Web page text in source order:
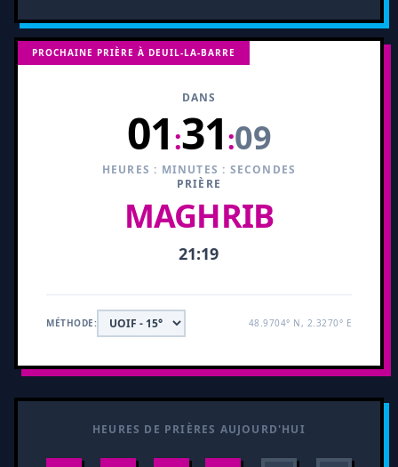
PROCHAINE PRIÈRE À DEUIL-LA-BARRE
DANS
01:31:08
HEURES : MINUTES : SECONDES
PRIÈRE
MAGHRIB
21:19
MÉTHODE: 48.9704° N, 2.3270° E
HEURES DE PRIÈRES AUJOURD'HUI